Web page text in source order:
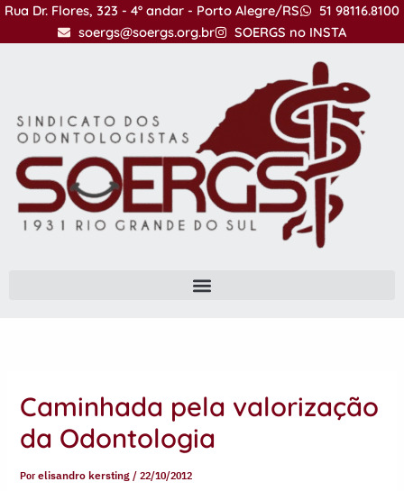
IrRua Dr. Flores, 323 - 4º andar - Porto Alegre/RS
51 98116.8100
soergs@soergs.org.br
SOERGS no INSTA
Caminhada pela valorização
da Odontologia
Porelisandro kersting /22/10/2012